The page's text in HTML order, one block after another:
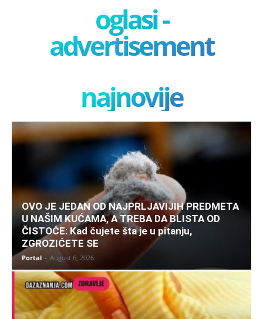
oglasi -
advertisement
najnovije
OVO JE JEDAN OD NAJPRLJAVIJIH PREDMETA
U NAŠIM KUĆAMA, A TREBA DA BLISTA OD
ČISTOĆE: Kad čujete šta je u pitanju,
ZGROZIĆETE SE
Portal - August 6, 2026